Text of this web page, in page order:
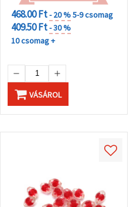
468.00 Ft- 20 %5-9 csomag
409.50 Ft- 30 %
10 csomag +
VÁSÁROL